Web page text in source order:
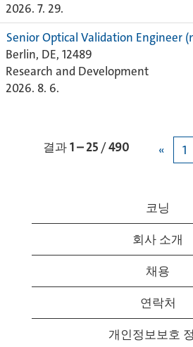
2026. 7. 29.
Senior Optical Validation Engineer
Berlin, DE, 12489
Research and Development
2026. 8. 6.
결과1 – 25 /490 « 1
코닝
회사 소개
채용
연락처
개인정보보호